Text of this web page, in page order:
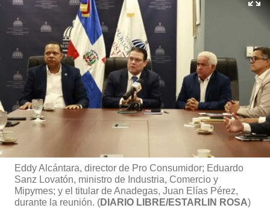
Eddy Alcántara, director de Pro Consumidor; Eduardo
Sanz Lovatón, ministro de Industria, Comercio y
Mipymes; y el titular de Anadegas, Juan Elías Pérez,
durante la reunión. (DIARIO LIBRE/ESTARLIN ROSA)